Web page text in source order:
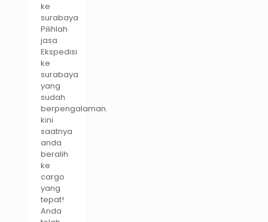
ke
surabaya
Pilihlah
jasa
Ekspedisi
ke
surabaya
yang
sudah
berpengalaman.
kini
saatnya
anda
beralih
ke
cargo
yang
tepat!
Anda